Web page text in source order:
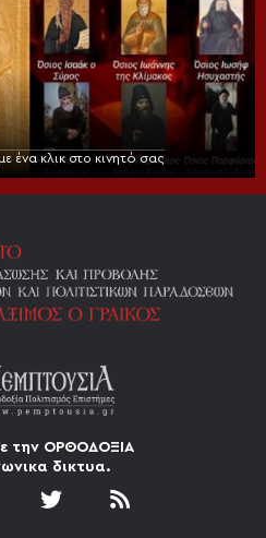
ένα κλικ στο κινητό σας
την ΟΡΘΟΔΟΞΙΑ
δικτυα.